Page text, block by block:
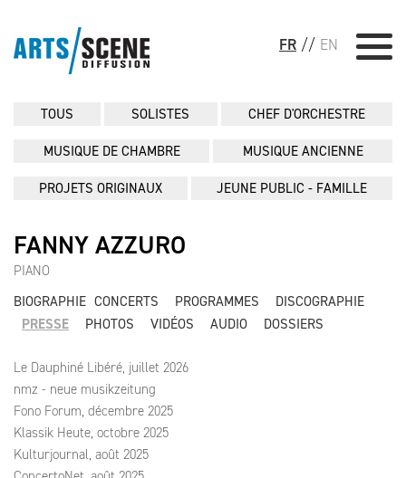
FR // EN
TOUS SOLISTES CHEF D'ORCHESTRE
MUSIQUE DE CHAMBRE MUSIQUE ANCIENNE
PROJETS ORIGINAUX JEUNE PUBLIC - FAMILLE
FANNY AZZURO
PIANO
BIOGRAPHIE CONCERTS PROGRAMMES
DISCOGRAPHIE
PRESSE
PHOTOS VIDÉOS AUDIO DOSSIERS
Le Dauphiné Libéré, juillet 2026
nmz - neue musikzeitung
Fono Forum, décembre 2025
Klassik Heute, octobre 2025
Kulturjournal, août 2025